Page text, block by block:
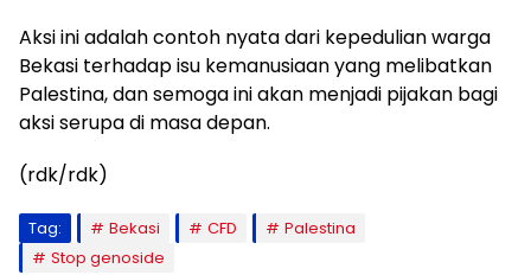
Aksi ini adalah contoh nyata dari kepedulian warga
Bekasi terhadap isu kemanusiaan yang melibatkan
Palestina, dan semoga ini akan menjadi pijakan bagi
aksi serupa di masa depan.
(rdk/rdk)
Tag: Bekasi CFD
Palestina
Stop genoside